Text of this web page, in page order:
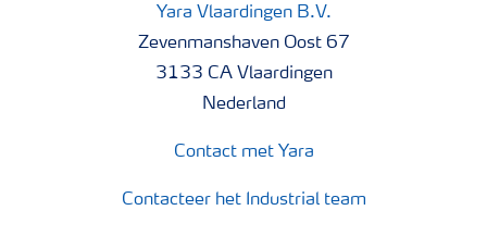
Yara Vlaardingen B.V.
Zevenmanshaven Oost 67
3133 CA Vlaardingen
Nederland
Contact met Yara
Contacteer het Industrial team